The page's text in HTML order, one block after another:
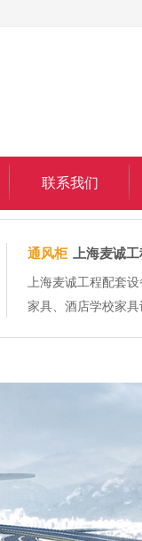
联系我们
金属材料 上海
上海兢兢化工贸
公司设备齐全精